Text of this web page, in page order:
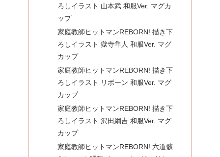
ろしイラスト 山本武 和服Ver. マグカ
ップ
家庭教師ヒットマンREBORN! 描き下
ろしイラスト 獄寺隼人 和服Ver. マグ
カップ
家庭教師ヒットマンREBORN! 描き下
ろしイラスト リボーン 和服Ver. マグ
カップ
家庭教師ヒットマンREBORN! 描き下
ろしイラスト 沢田綱吉 和服Ver. マグ
カップ
家庭教師ヒットマンREBORN! 六道骸